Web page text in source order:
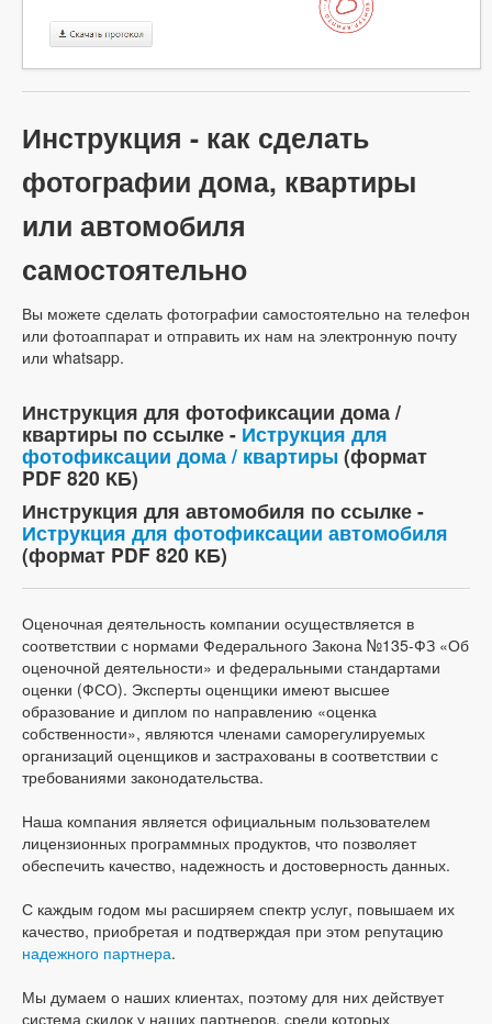
Инструкция - как сделать
фотографии дома, квартиры
или автомобиля
самостоятельно
Вы можете сделать фотографии самостоятельно на телефон
или фотоаппарат и отправить их нам на электронную почту
или whatsapp.
Инструкция для фотофиксации дома /
квартиры по ссылке - Иструкция для
фотофиксации дома / квартиры (формат
PDF 820 КБ)
Инструкция для автомобиля по ссылке -
Иструкция для фотофиксации автомобиля
(формат PDF 820 КБ)
Оценочная деятельность компании осуществляется в
соответствии с нормами Федерального Закона №135-ФЗ «Об
оценочной деятельности» и федеральными стандартами
оценки (ФСО). Эксперты оценщики имеют высшее
образование и диплом по направлению «оценка
собственности», являются членами саморегулируемых
организаций оценщиков и застрахованы в соответствии с
требованиями законодательства.
Наша компания является официальным пользователем
лицензионных программных продуктов, что позволяет
обеспечить качество, надежность и достоверность данных.
С каждым годом мы расширяем спектр услуг, повышаем их
качество, приобретая и подтверждая при этом репутацию
надежного партнера.
Мы думаем о наших клиентах, поэтому для них действует
система скидок у наших партнеров, среди которых